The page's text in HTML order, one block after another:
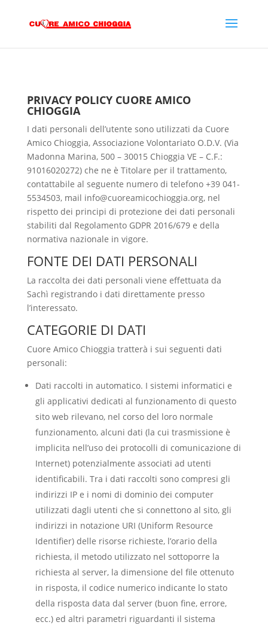
PRIVACY POLICY CUORE AMICO
CHIOGGIA
I dati personali dell’utente sono utilizzati da Cuore
Amico Chioggia, Associazione Volontariato O.D.V. (Via
Madonna Marina, 500 – 30015 Chioggia VE – C.F.:
91016020272) che ne è Titolare per il trattamento,
contattabile al seguente numero di telefono +39 041-
5534503, mail info@cuoreamicochioggia.org, nel
rispetto dei principi di protezione dei dati personali
stabiliti dal Regolamento GDPR 2016/679 e della
normativa nazionale in vigore.
FONTE DEI DATI PERSONALI
La raccolta dei dati personali viene effettuata da
Sachì registrando i dati direttamente presso
l’interessato.
CATEGORIE DI DATI
Cuore Amico Chioggia tratterà i sui seguenti dati
personali:
Dati raccolti in automatico. I sistemi informatici e
gli applicativi dedicati al funzionamento di questo
sito web rilevano, nel corso del loro normale
funzionamento, alcuni dati (la cui trasmissione è
implicita nell’uso dei protocolli di comunicazione di
Internet) potenzialmente associati ad utenti
identificabili. Tra i dati raccolti sono compresi gli
indirizzi IP e i nomi di dominio dei computer
utilizzati dagli utenti che si connettono al sito, gli
indirizzi in notazione URI (Uniform Resource
Identifier) delle risorse richieste, l’orario della
richiesta, il metodo utilizzato nel sottoporre la
richiesta al server, la dimensione del file ottenuto
in risposta, il codice numerico indicante lo stato
della risposta data dal server (buon fine, errore,
ecc.) ed altri parametri riguardanti il sistema